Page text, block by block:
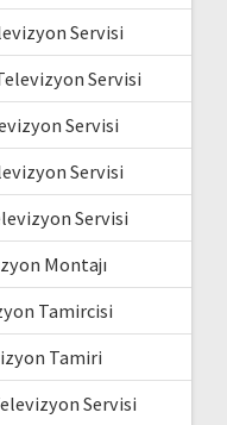
Servisi
Servisi
Servisi
Servisi
Servisi
Montajı
Tamircisi
Tamiri
Servisi